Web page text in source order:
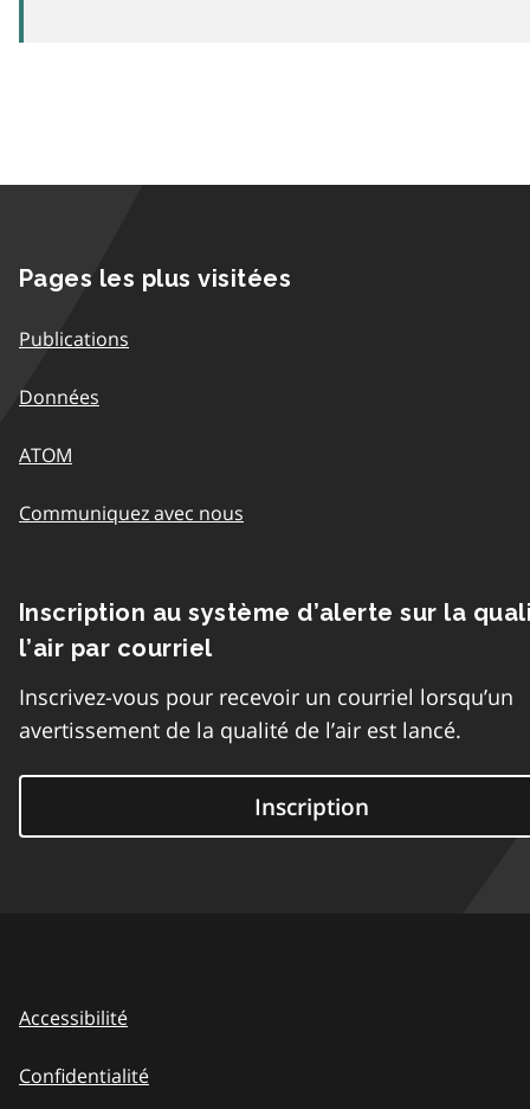
Pages les plus visitées
Publications
Données
ATOM
Communiquez avec nous
Inscription au système d’alerte sur la
l’air par courriel
Inscrivez-vous pour recevoir un courriel lorsqu’un
avertissement de la qualité de l’air est lancé.
Inscription
Accessibilité
Confidentialité